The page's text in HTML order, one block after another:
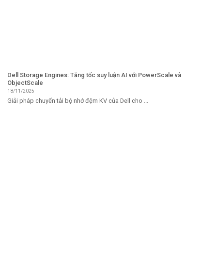
Dell Storage Engines: Tăng tốc suy luận AI với PowerScale và
ObjectScale
18/11/2025
Giải pháp chuyển tải bộ nhớ đệm KV của Dell cho ...